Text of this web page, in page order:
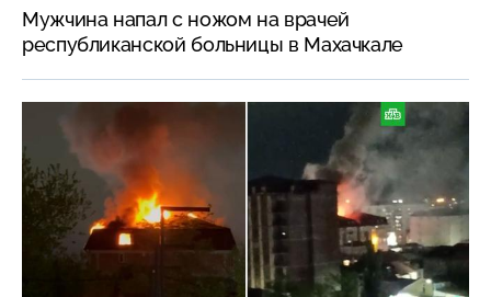
Мужчина напал с ножом на врачей
республиканской больницы в Махачкале